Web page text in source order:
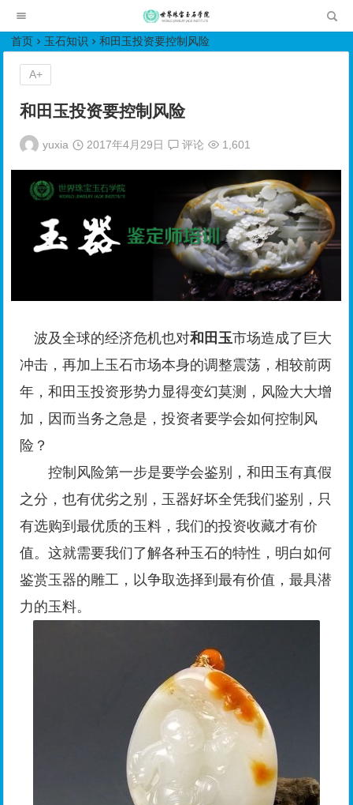
首页 玉石知识 和田玉投资要控制风险
和田玉投资要控制风险
yuxia 2017年4月29日 评论 1,601
波及全球的经济危机也对和田玉市场造成了巨大
冲击，再加上玉石市场本身的调整震荡，相较前两
年，和田玉投资形势力显得变幻莫测，风险大大增
加，因而当务之急是，投资者要学会如何控制风
险？
控制风险第一步是要学会鉴别，和田玉有真假
之分，也有优劣之别，玉器好坏全凭我们鉴别，只
有选购到最优质的玉料，我们的投资收藏才有价
值。这就需要我们了解各种玉石的特性，明白如何
鉴赏玉器的雕工，以争取选择到最有价值，最具潜
力的玉料。
A+